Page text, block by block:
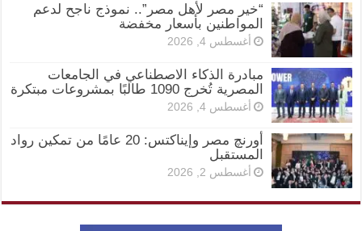
“خير مصر لأهل مصر”.. نموذج ناجح لدعم
المواطنين بأسعار مخفضة
أغسطس 4, 2026
مبادرة الذكاء الاصطناعي في الجامعات
المصرية تُخرج 1090 طالبًا بمشروعات مبتكرة
أغسطس 4, 2026
أورنچ مصر وإيناكتس: 20 عامًا من تمكين رواد
المستقبل
أغسطس 2, 2026